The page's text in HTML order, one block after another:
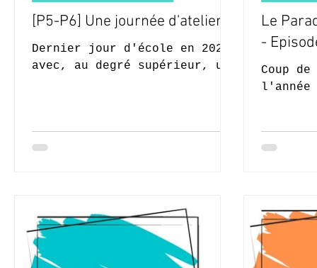
[P5-P6] Une journée d'ateliers
Dernier jour d'école en 2025
avec, au degré supérieur, une
jouer ensemble et de préparer
de bonnes petites
Le
-
Coup
l'année